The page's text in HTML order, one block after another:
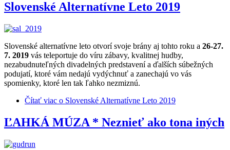
Slovenské Alternatívne Leto 2019
Slovenské alternatívne leto otvorí svoje brány aj tohto roku a 26-27.
7. 2019 vás teleportuje do víru zábavy, kvalitnej hudby,
nezabudnuteľných divadelných predstavení a ďalších súbežných
podujatí, ktoré vám nedajú vydýchnuť a zanechajú vo vás
spomienky, ktoré len tak ľahko nezmiznú.
Čítať viac o Slovenské Alternatívne Leto 2019
ĽAHKÁ MÚZA * Neznieť ako tona iných